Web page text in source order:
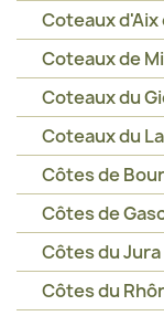
Coteaux
Coteaux de
Coteaux du
Coteaux du
Côtes de
Côtes de
Côtes du Jura
Côtes du